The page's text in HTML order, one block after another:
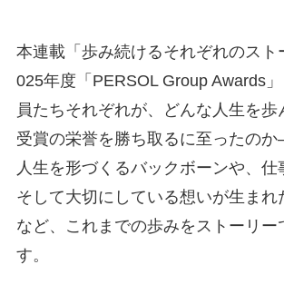
本連載「歩み続けるそれぞれのスト
025年度「PERSOL Group Awards
員たちそれぞれが、どんな人生を歩
受賞の栄誉を勝ち取るに至ったの
人生を形づくるバックボーンや、仕
そして大切にしている想いが生まれ
など、これまでの歩みをストーリー
す。